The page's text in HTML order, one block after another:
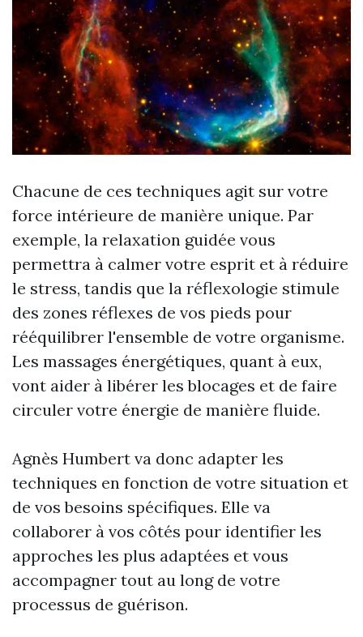
Chacune de ces techniques agit sur votre
force intérieure de manière unique. Par
exemple, la relaxation guidée vous
permettra à calmer votre esprit et à réduire
le stress, tandis que la réflexologie stimule
des zones réflexes de vos pieds pour
rééquilibrer l'ensemble de votre organisme.
Les massages énergétiques, quant à eux,
vont aider à libérer les blocages et de faire
circuler votre énergie de manière fluide.
Agnès Humbert va donc adapter les
techniques en fonction de votre situation et
de vos besoins spécifiques. Elle va
collaborer à vos côtés pour identifier les
approches les plus adaptées et vous
accompagner tout au long de votre
processus de guérison.